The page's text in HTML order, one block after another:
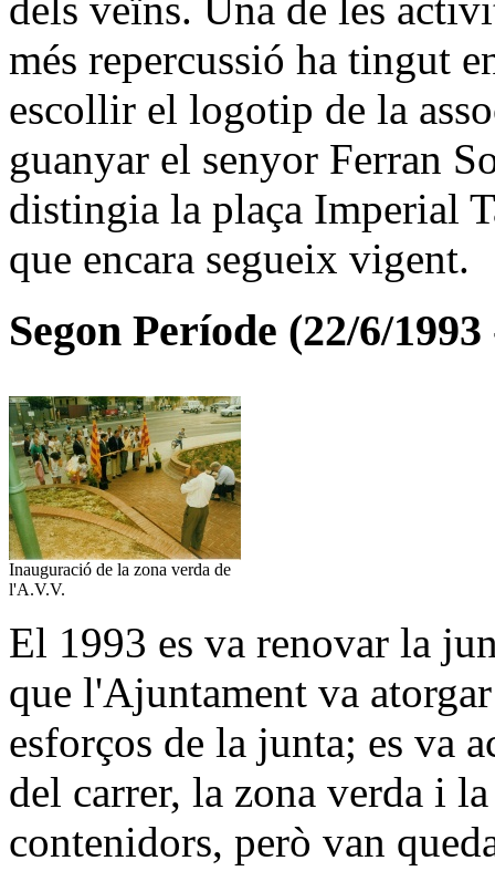
més repercussió ha tingut
escollir el logotip de la
guanyar el senyor Ferran
distingia la plaça Imperial
que encara segueix vigent.
Segon Període (22/6/
Inauguració de la zona verda de
l'A.V.V.
El 1993 es va renovar la
que l'Ajuntament va
esforços de la junta; es va
del carrer, la zona verda i
contenidors, però van